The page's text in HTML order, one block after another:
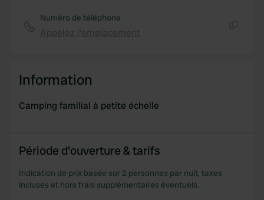
We also share information about your use of our site with
Numéro de téléphone
Information
Camping familial à petite échelle
Période d'ouverture & tarifs
Indication de prix basée sur 2 personnes par nuit, taxes
incluses et hors frais supplémentaires éventuels.